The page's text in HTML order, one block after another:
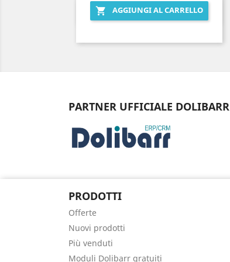
 AGGIUNGI AL CARRELLO
Anteprima
PARTNER UFFICIALE DOLIBARR
PRODOTTI
Offerte
Nuovi prodotti
Più venduti
Moduli Dolibarr gratuiti